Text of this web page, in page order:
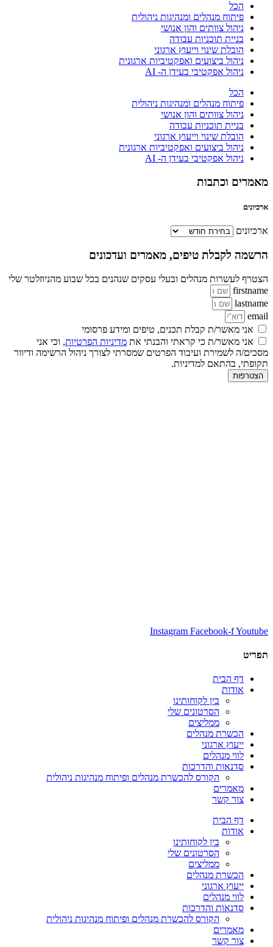
הכל
פיתוח מנהלים ומנהיגות ניהולית
ניהול צוותים והון אנושי
בניית תוכניות עבודה
הובלת שינוי וייעוץ ארגוני
ניהול ביצועים ואפקטיביות ארגונית
ניהול אפקטיבי בעידן ה- AI
הכל
פיתוח מנהלים ומנהיגות ניהולית
ניהול צוותים והון אנושי
בניית תוכניות עבודה
הובלת שינוי וייעוץ ארגוני
ניהול ביצועים ואפקטיביות ארגונית
ניהול אפקטיבי בעידן ה- AI
מאמרים וכתבות
ארכיונים
ארכיונים
הרשמה לקבלת טיפים, מאמרים ועדכונים
הצטרף לעשרות מנהלים ובעלי עסקים שנהנים בכל שבוע מהניוזלטר שלי
firstname
lastname
email
אני מאשר/ת קבלת תכנים, טיפים ומידע פרסומי
אני מאשר/ת כי קראתי והבנתי את מדיניות הפרטיות, וכי אני
מסכים/ה לשמירת ועיבוד הפרטים שמסרתי לצורך ניהול הרשימה ודיוור
תקופתי, בהתאם למדיניות.
הצטרפות
Instagram Facebook-fYoutube
תפריט
דף הבית
אודות
בין לקוחותינו
הסרטונים שלי
ממליצים
הכשרת מנהלים
ייעוץ ארגוני
לווי מנהלים
סדנאות והדרכות
הקורס להכשרת מנהלים ופיתוח מנהיגות ניהולית
מאמרים
צור קשר
דף הבית
אודות
בין לקוחותינו
הסרטונים שלי
ממליצים
הכשרת מנהלים
ייעוץ ארגוני
לווי מנהלים
סדנאות והדרכות
הקורס להכשרת מנהלים ופיתוח מנהיגות ניהולית
מאמרים
צור קשר